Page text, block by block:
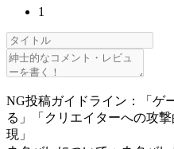
1
NG投稿ガイドライン：「ゲ
る」「クリエイターへの攻
現」